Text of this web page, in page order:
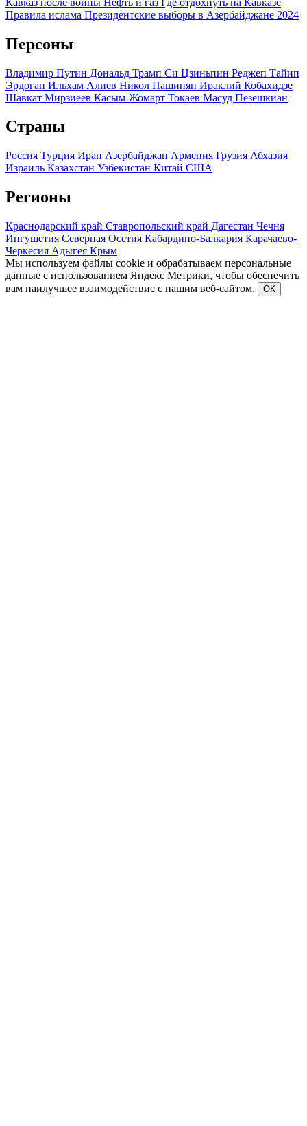
Правила ислама Президентские выборы в Азербайджане 2024
Персоны
Владимир Путин Дональд Трамп Си Цзиньпин Реджеп Тайип
Эрдоган Ильхам Алиев Никол Пашинян Ираклий Кобахидзе
Шавкат Мирзиеев Касым-Жомарт Токаев Масуд Пезешкиан
Страны
Россия Турция Иран Азербайджан Армения Грузия Абхазия
Израиль Казахстан Узбекистан Китай США
Регионы
Краснодарский край Ставропольский край Дагестан Чечня
Ингушетия Северная Осетия Кабардино-Балкария Карачаево-
Черкесия Адыгея Крым
Мы используем файлы cookie и обрабатываем персональные
данные с использованием Яндекс Метрики, чтобы обеспечить
вам наилучшее взаимодействие с нашим веб-сайтом.
ОК